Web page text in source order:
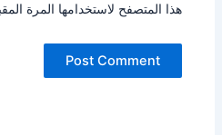
هذا المتصفح لاستخدامها المرة